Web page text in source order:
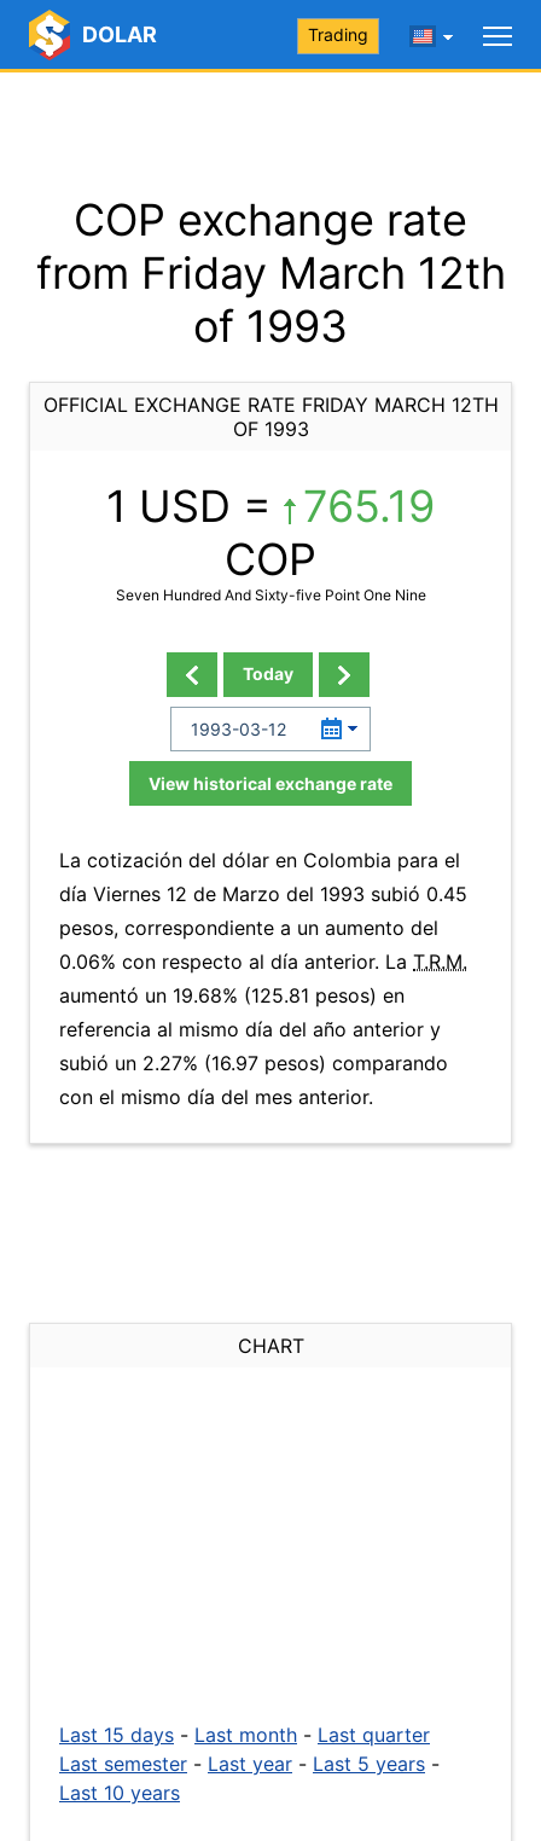
DOLAR Trading
COP exchange rate
from Friday March 12th
of 1993
OFFICIAL EXCHANGE RATE FRIDAY MARCH 12TH
OF 1993
1 USD =
765.19
COP
Seven Hundred And Sixty-five Point One Nine
Today
View historical exchange rate
La cotización del dólar en Colombia para el
día Viernes 12 de Marzo del 1993 subió 0.45
pesos, correspondiente a un aumento del
0.06% con respecto al día anterior. La T.R.M.
aumentó un 19.68% (125.81 pesos) en
referencia al mismo día del año anterior y
subió un 2.27% (16.97 pesos) comparando
con el mismo día del mes anterior.
CHART
Last 15 days - Last month - Last quarter
Last semester - Last year - Last 5 years -
Last 10 years